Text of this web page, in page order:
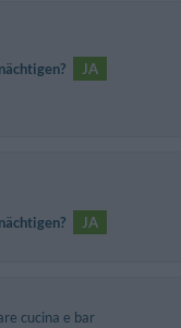
JA
JA
cucina e bar